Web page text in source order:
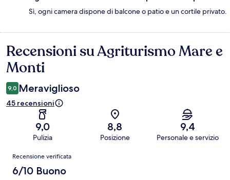
Sì, ogni camera dispone di balcone o patio e un cortile privato.
Recensioni
Recensioni su Agriturismo Mare e
Monti
9,0 Meraviglioso
45 recensioni
9,0
Pulizia
8,8
Posizione
9,4
Personale e servizio
Recensioni
Recensione verificata
6/10 Buono